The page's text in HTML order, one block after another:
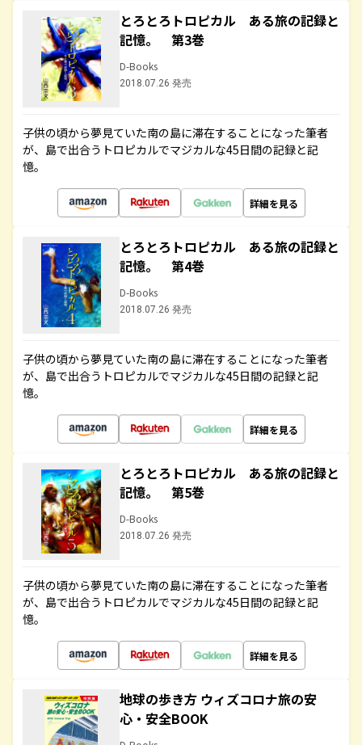
とろとろトロピカル ある旅の記録と
記憶。 第3巻
D-Books
2018.07.26 発売
子供の頃から夢見ていた南の島に滞在することになった筆者
が、島で出合うトロピカルでマジカルな45日間の記録と記
憶。
詳細を見る
とろとろトロピカル ある旅の記録と
記憶。 第4巻
D-Books
2018.07.26 発売
子供の頃から夢見ていた南の島に滞在することになった筆者
が、島で出合うトロピカルでマジカルな45日間の記録と記
憶。
詳細を見る
とろとろトロピカル ある旅の記録と
記憶。 第5巻
D-Books
2018.07.26 発売
子供の頃から夢見ていた南の島に滞在することになった筆者
が、島で出合うトロピカルでマジカルな45日間の記録と記
憶。
詳細を見る
地球の歩き方 ウィズコロナ旅の安
心・安全BOOK